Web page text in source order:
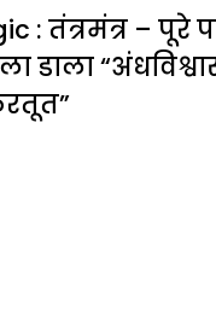
: तंत्रमंत्र – पूरे
डाला